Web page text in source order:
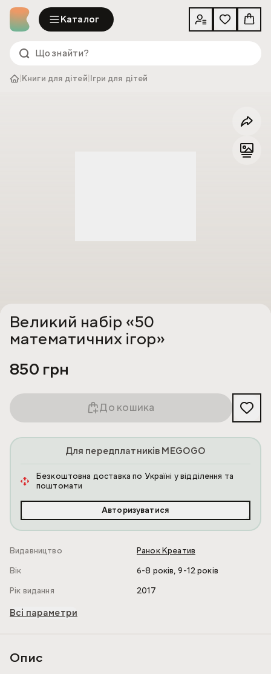
Каталог
Книги для дітей Ігри для дітей
Великий набір «50
математичних ігор»
850 грн
До кошика
Для передплатників MEGOGO
Безкоштовна доставка по Україні у відділення та
поштомати
Авторизуватися
Видавництво
Ранок Креатив
Вік
6-8 років,9-12 років
Рік видання
2017
Всі параметри
Опис